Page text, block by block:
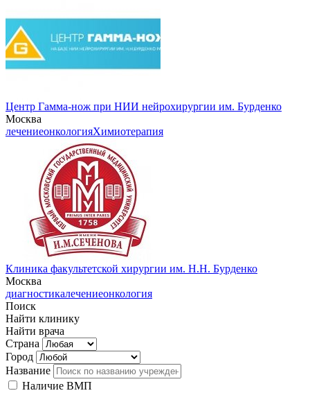
Центр Гамма-нож при НИИ нейрохирургии им. Бурденко
Москва
лечениеонкологияХимиотерапия
Клиника факультетской хирургии им. Н.Н. Бурденко
Москва
диагностикалечениеонкология
Поиск
Найти клинику
Найти врача
Страна
Город
Название
Наличие ВМП